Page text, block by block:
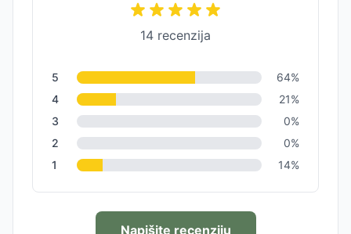
14 recenzija
5 64%
4
21%
3
0%
2
0%
1
14%
Napišite recenziju